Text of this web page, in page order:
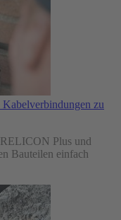
zu
Plus und
Bauteilen einfach